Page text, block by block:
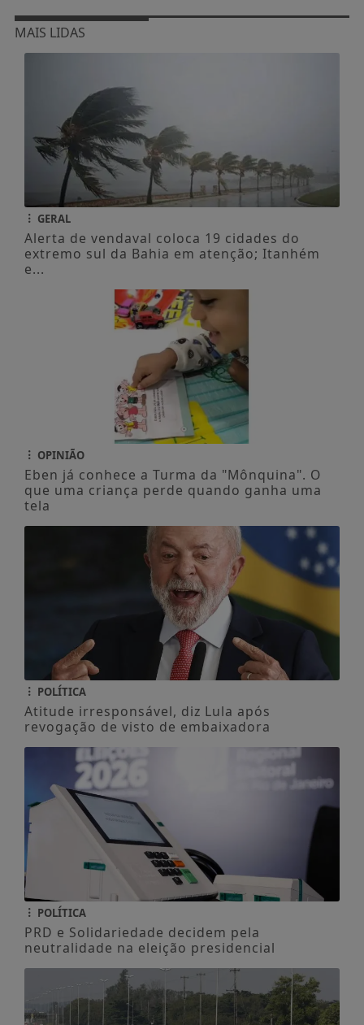
MAIS LIDAS
GERAL
Alerta de vendaval coloca 19 cidades do
extremo sul da Bahia em atenção; Itanhém
e...
OPINIÃO
Eben já conhece a Turma da "Mônquina". O
que uma criança perde quando ganha uma
tela
POLÍTICA
Atitude irresponsável, diz Lula após
revogação de visto de embaixadora
POLÍTICA
PRD e Solidariedade decidem pela
neutralidade na eleição presidencial